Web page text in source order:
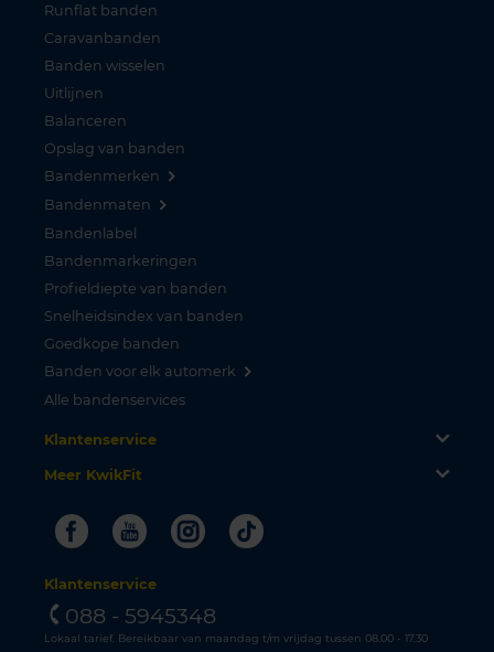
Runflat banden
Caravanbanden
Banden wisselen
Uitlijnen
Balanceren
Opslag van banden
Bandenmerken
Bandenmaten
Bandenlabel
Bandenmarkeringen
Profieldiepte van banden
Snelheidsindex van banden
Goedkope banden
Banden voor elk automerk
Alle bandenservices
Klantenservice
Meer KwikFit
FacebookYoutubeInstagram
Tiktok
Klantenservice
088 - 5945348
Lokaal tarief. Bereikbaar van maandag t/m vrijdag tussen 08.00 - 17.30